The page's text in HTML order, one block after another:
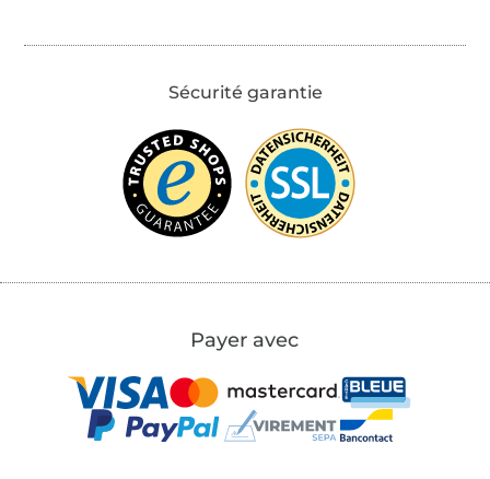
Sécurité garantie
Payer avec